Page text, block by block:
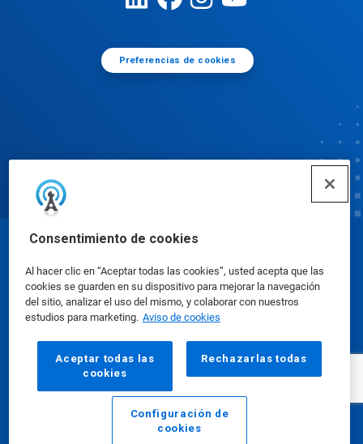
Consentimiento de cookies
Al hacer clic en “Aceptar todas las cookies”, usted acepta que las
cookies se guarden en su dispositivo para mejorar la navegación
del sitio, analizar el uso del mismo, y colaborar con nuestros
estudios para marketing. Aviso de cookies
Aceptar todas las
cookies
Rechazarlas todas
Configuración de
cookies
Preferencias de cookies
Hojas de datos de seguridad|Política de privacidad
|condiciones de uso